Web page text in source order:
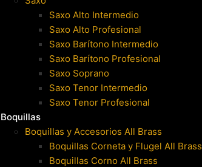
Saxo Alto Intermedio
Saxo Alto Profesional
Saxo Barítono Intermedio
Saxo Barítono Profesional
Saxo Soprano
Saxo Tenor Intermedio
Saxo Tenor Profesional
Boquillas
Boquillas y Accesorios All Brass
Boquillas Corneta y Flugel All Brass
Boquillas Corno All Brass